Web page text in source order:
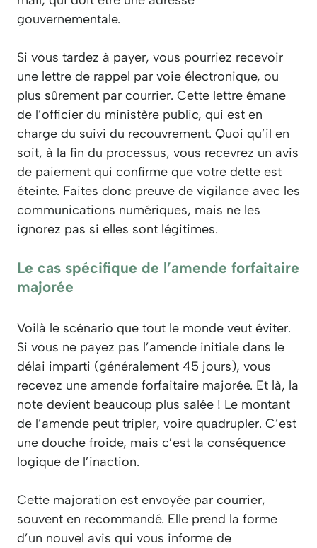
gouvernementale.
Si vous tardez à payer, vous pourriez recevoir
une lettre de rappel par voie électronique, ou
plus sûrement par courrier. Cette lettre émane
de l’officier du ministère public, qui est en
charge du suivi du recouvrement. Quoi qu’il en
soit, à la fin du processus, vous recevrez un avis
de paiement qui confirme que votre dette est
éteinte. Faites donc preuve de vigilance avec les
communications numériques, mais ne les
ignorez pas si elles sont légitimes.
Le cas spécifique de l’amende forfaitaire
majorée
Voilà le scénario que tout le monde veut éviter.
Si vous ne payez pas l’amende initiale dans le
délai imparti (généralement 45 jours), vous
recevez une amende forfaitaire majorée. Et là, la
note devient beaucoup plus salée ! Le montant
de l’amende peut tripler, voire quadrupler. C’est
une douche froide, mais c’est la conséquence
logique de l’inaction.
Cette majoration est envoyée par courrier,
souvent en recommandé. Elle prend la forme
d’un nouvel avis qui vous informe de